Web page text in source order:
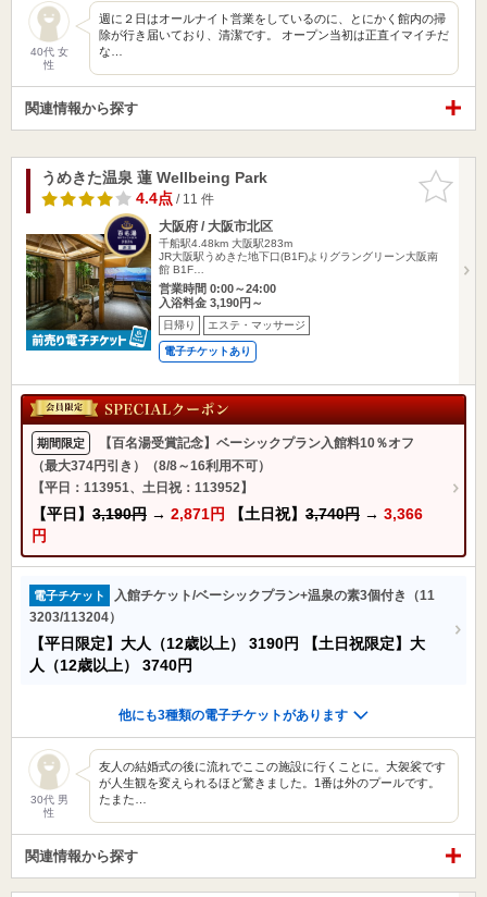
40代 女
性
週に２日はオールナイト営業をしているのに、とにかく館内の掃
除が行き届いており、清潔です。 オープン当初は正直イマイチだ
な…
関連情報から探す
お気に入
りに追加
うめきた温泉 蓮 Wellbeing Park
4.4点/ 11 件
大阪府 / 大阪市北区
千船駅4.48km 大阪駅283m
JR大阪駅うめきた地下口(B1F)よりグラングリーン大阪南
館 B1F…
営業時間 0:00～24:00
入浴料金 3,190円～
日帰り エステ・マッサージ
電子チケットあり
期間限定
【百名湯受賞記念】ベーシックプラン入館料10％オフ
（最大374円引き）（8/8～16利用不可）
【平日：113951、土日祝：113952】
【平日】 3,190円 → 2,871円 【土日祝】 3,740円 → 3,366
円
電子チケット
入館チケット/ベーシックプラン+温泉の素3個付き（11
3203/113204）
【平日限定】大人（12歳以上） 3190円
【土日祝限定】大
人（12歳以上） 3740円
他にも3種類の電子チケットがあります
30代 男
性
友人の結婚式の後に流れでここの施設に行くことに。大袈裟です
が人生観を変えられるほど驚きました。1番は外のプールです。
たまた…
関連情報から探す